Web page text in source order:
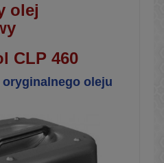
olej
CLP 460
oryginalnego oleju